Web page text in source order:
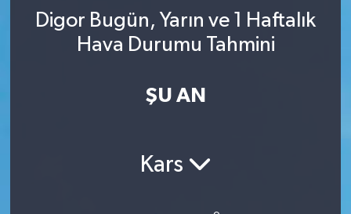
Digor Bugün, Yarın ve 1 Haftalık
Hava Durumu Tahmini
ŞU AN
Kars
YAŞAM